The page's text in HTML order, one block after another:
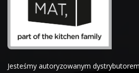
Jesteśmy autoryzowanym dystrybutorem